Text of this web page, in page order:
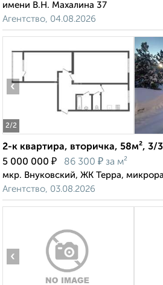
имени В.Н. Махалина 37
Агентство, 04.08.2026
2/2
‹
2-к квартира, вторичка, 58м², 3/
5 000 000 ₽ 86 300 ₽ за м²
мкр. Внуковский, ЖК Терра,
Агентство, 03.08.2026
‹